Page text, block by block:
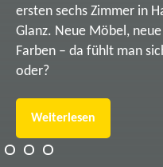
ersten sechs Zimmer in
Glanz. Neue Möbel,
Farben – da fühlt man
oder?
Weiterlesen